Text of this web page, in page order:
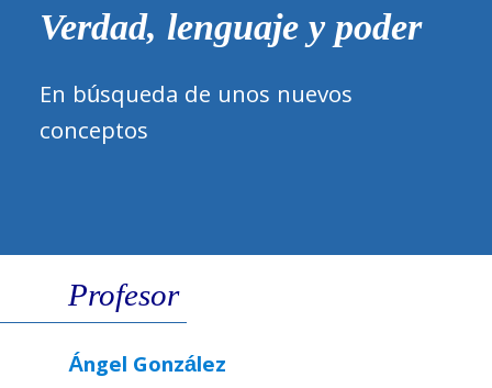
Verdad, lenguaje y poder
En búsqueda de unos nuevos
conceptos
Profesor
Ángel González